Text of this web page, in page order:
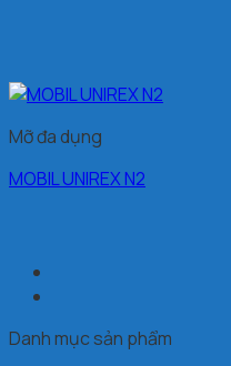
Mỡ đa dụng
MOBIL UNIREX N2
Danh mục sản phẩm